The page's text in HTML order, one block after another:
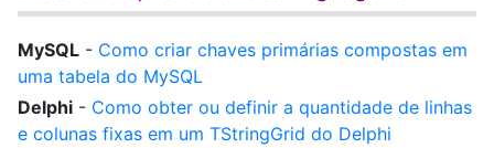
MySQL - Como criar chaves primárias compostas em
uma tabela do MySQL
Delphi - Como obter ou definir a quantidade de linhas
e colunas fixas em um TStringGrid do Delphi